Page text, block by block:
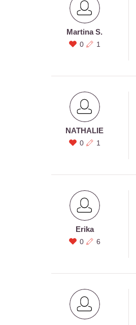
Martina S.
0 1
NATHALIE
0 1
Erika
0 6